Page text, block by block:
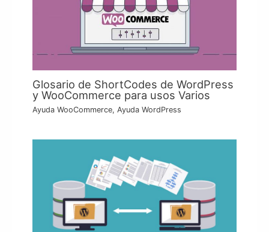
Glosario de ShortCodes de WordPress
y WooCommerce para usos Varios
Ayuda WooCommerce,Ayuda WordPress